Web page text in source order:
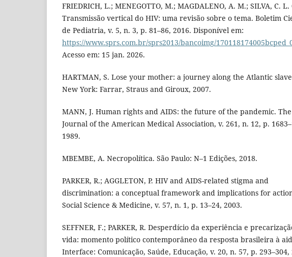
FRIEDRICH, L.; MENEGOTTO, M.; MAGDALENO, A. M.; SILVA, C. L.
Transmissão vertical do HIV: uma revisão sobre o tema. Boletim
de Pediatria, v. 5, n. 3, p. 81–86, 2016. Disponível em:
https://www.sprs.com.br/sprs2013/bancoimg/
Acesso em: 15 jan. 2026.
HARTMAN, S. Lose your mother: a journey along the Atlantic
New York: Farrar, Straus and Giroux, 2007.
MANN, J. Human rights and AIDS: the future of the pandemic. The
Journal of the American Medical Association, v. 261, n. 12, p.
1989.
MBEMBE, A. Necropolítica. São Paulo: N–1 Edições, 2018.
PARKER, R.; AGGLETON, P. HIV and AIDS-related stigma and
discrimination: a conceptual framework and implications for
Social Science & Medicine, v. 57, n. 1, p. 13–24, 2003.
SEFFNER, F.; PARKER, R. Desperdício da experiência e
vida: momento político contemporâneo da resposta brasileira à
Interface: Comunicação, Saúde, Educação, v. 20, n. 57, p. 293–304,